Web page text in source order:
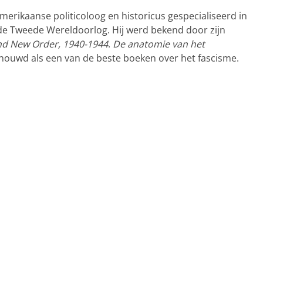
politicoloog en historicus gespecialiseerd in
Tweede Wereldoorlog. Hij werd bekend door zijn
New Order, 1940-1944. De anatomie van het
als een van de beste boeken over het fascisme.